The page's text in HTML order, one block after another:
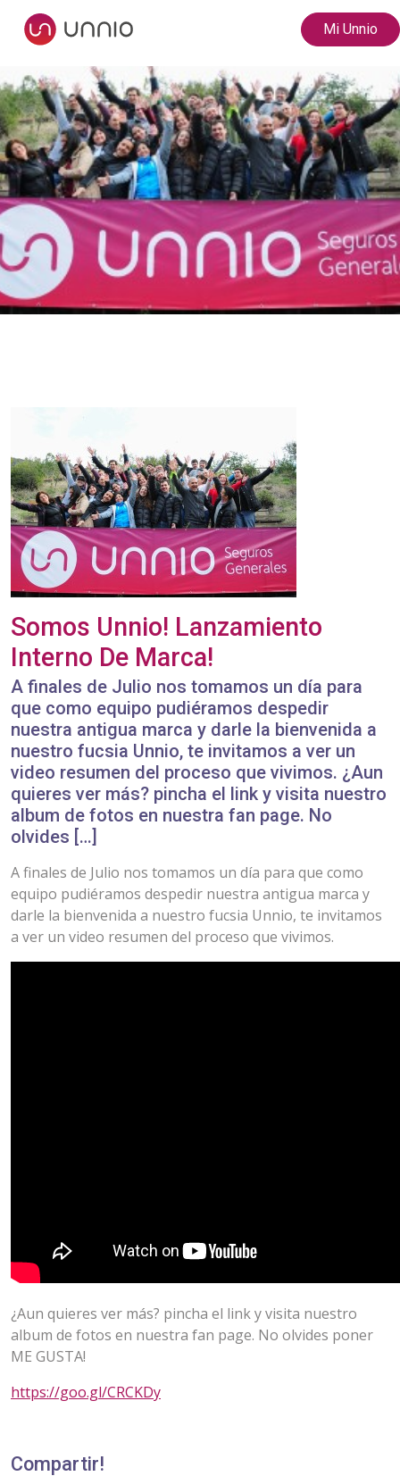
Mi Unnio
Somos Unnio! Lanzamiento
Interno De Marca!
A finales de Julio nos tomamos un día para
que como equipo pudiéramos despedir
nuestra antigua marca y darle la bienvenida a
nuestro fucsia Unnio, te invitamos a ver un
video resumen del proceso que vivimos. ¿Aun
quieres ver más? pincha el link y visita nuestro
album de fotos en nuestra fan page. No
olvides […]
A finales de Julio nos tomamos un día para que como
equipo pudiéramos despedir nuestra antigua marca y
darle la bienvenida a nuestro fucsia Unnio, te invitamos
a ver un video resumen del proceso que vivimos.
¿Aun quieres ver más? pincha el link y visita nuestro
album de fotos en nuestra fan page. No olvides poner
ME GUSTA!
https://goo.gl/CRCKDy
Compartir!